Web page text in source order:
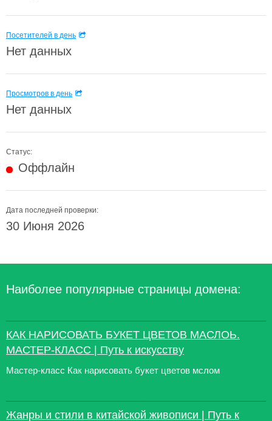
Посетителей в день
Нет данных
Просмотров в день
Нет данных
Статус:
Оффлайн
Дата последней проверки:
30 Июня 2026
Наиболее популярные страницы домена:
КАК НАРИСОВАТЬ БУКЕТ ЦВЕТОВ МАСЛОЬ.
МАСТЕР-КЛАСС | Путь к искусству
Мастер-класс Как нарисовать букет цветов мслом
Жанры и стили в китайской живописи | Путь к